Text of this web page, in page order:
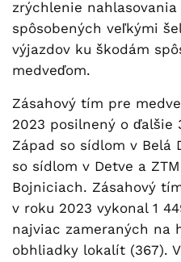
zrýchlenie
spôsobených veľkými
výjazdov ku škodám
medveďom.
Zásahový tím pre
2023 posilnený o ďalšie
Západ so sídlom v Belá
so sídlom v Detve a
Bojniciach. Zásahový
v roku 2023 vykonal 1
najviac zameraných na
obhliadky lokalít (367).